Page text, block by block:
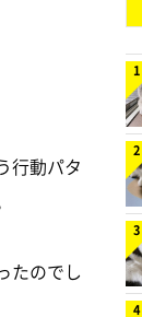
行動パタ
たのでし